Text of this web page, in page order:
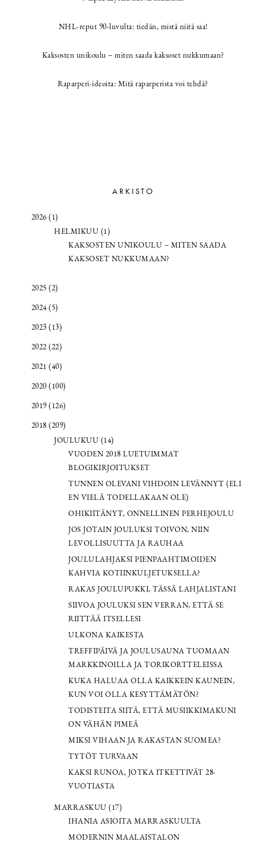
NHL-reput 90-luvulta: tiedän, mistä niitä saa!
Kaksosten unikoulu – miten saada kaksoset nukkumaan?
Raparperi-ideoita: Mitä raparperista voi tehdä?
ARKISTO
2026 (1)
HELMIKUU (1)
KAKSOSTEN UNIKOULU – MITEN SAADA
KAKSOSET NUKKUMAAN?
2025 (2)
2024 (5)
2023 (13)
2022 (22)
2021 (40)
2020 (100)
2019 (126)
2018 (209)
JOULUKUU (14)
VUODEN 2018 LUETUIMMAT
BLOGIKIRJOITUKSET
TUNNEN OLEVANI VIHDOIN LEVÄNNYT (ELI
EN VIELÄ TODELLAKAAN OLE)
OHIKIITÄNYT, ONNELLINEN PERHEJOULU
JOS JOTAIN JOULUKSI TOIVON, NIIN
LEVOLLISUUTTA JA RAUHAA
JOULULAHJAKSI PIENPAAHTIMOIDEN
KAHVIA KOTIINKULJETUKSELLA?
RAKAS JOULUPUKKI, TÄSSÄ LAHJALISTANI
SIIVOA JOULUKSI SEN VERRAN, ETTÄ SE
RIITTÄÄ ITSELLESI
ULKONA KAIKESTA
TREFFIPÄIVÄ JA JOULUSAUNA TUOMAAN
MARKKINOILLA JA TORIKORTTELEISSA
KUKA HALUAA OLLA KAIKKEIN KAUNEIN,
KUN VOI OLLA KESYTTÄMÄTÖN?
TODISTEITA SIITÄ, ETTÄ MUSIIKKIMAKUNI
ON VÄHÄN PIMEÄ
MIKSI VIHAAN JA RAKASTAN SUOMEA?
TYTÖT TURVAAN
KAKSI RUNOA, JOTKA ITKETTIVÄT 28-
VUOTIASTA
MARRASKUU (17)
IHANIA ASIOITA MARRASKUULTA
MODERNIN MAALAISTALON